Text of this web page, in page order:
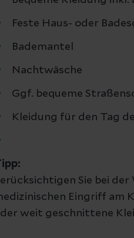
Feste Haus- oder
Bademantel
Nachtwäsche
Ggf. bequeme
Kleidung für den Tag
Sie bei
Eingriff am
weit geschnittene